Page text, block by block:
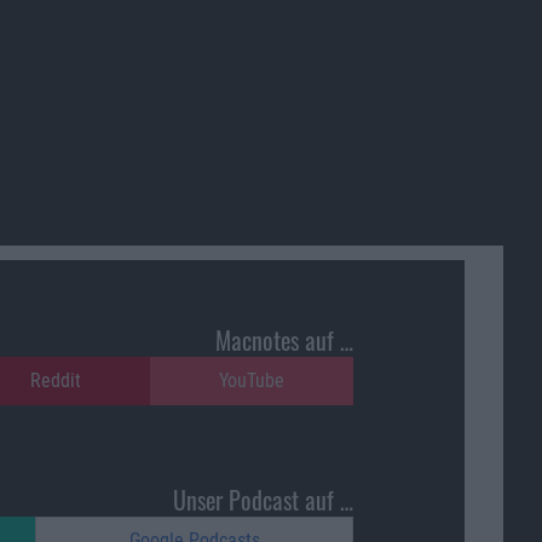
Macnotes auf …
Reddit YouTube
Unser Podcast auf …